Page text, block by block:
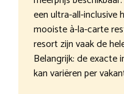
een ultra-all-inclusive
mooiste à-la-carte
resort zijn vaak de
Belangrijk: de exacte
kan variëren per